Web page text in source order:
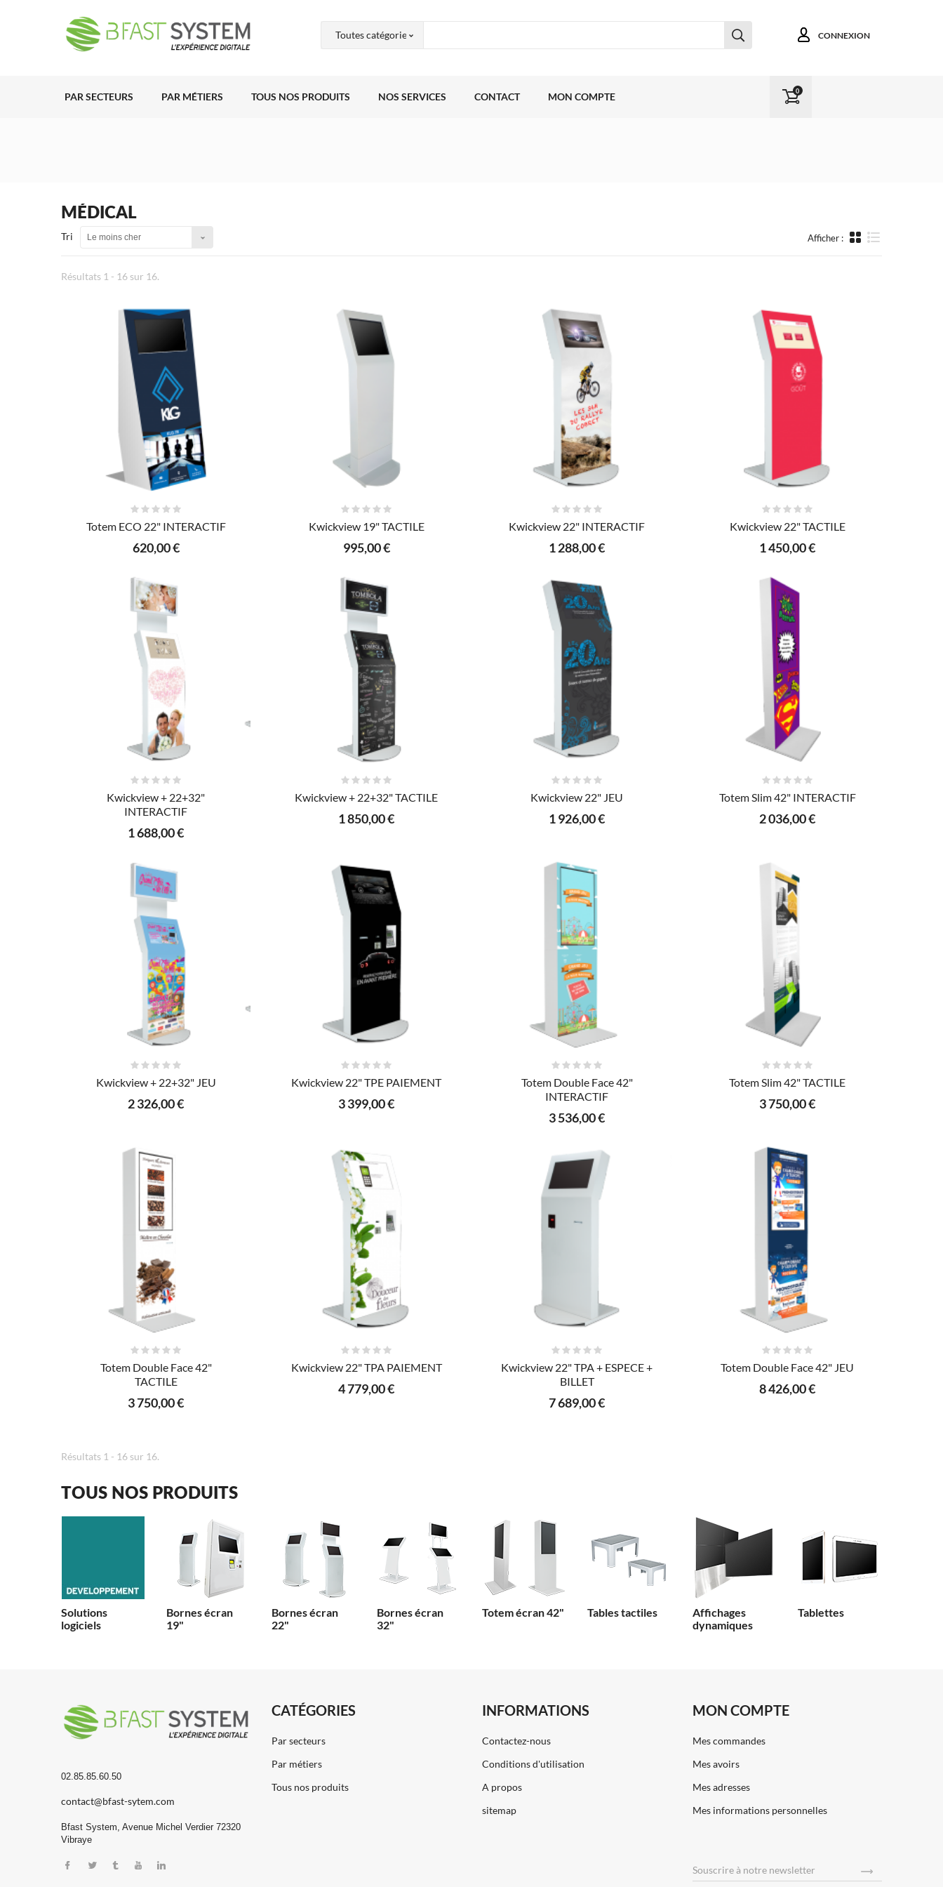
CONNEXION
PAR SECTEURS PAR MÉTIERS TOUS NOS PRODUITS NOS SERVICES CONTACT MON COMPTE 0
MÉDICAL
Afficher :
Tri Le moins cher
Résultats 1 - 16 sur 16.
AJOUTER AU PANIER
Totem ECO 22" INTERACTIF
620,00 €
AJOUTER AU PANIER
Kwickview 19" TACTILE
995,00 €
AJOUTER AU PANIER
Kwickview 22" INTERACTIF
1 288,00 €
AJOUTER AU PANIER
Kwickview 22" TACTILE
1 450,00 €
AJOUTER AU PANIER
Kwickview + 22+32"
INTERACTIF
1 688,00 €
AJOUTER AU PANIER
Kwickview + 22+32" TACTILE
1 850,00 €
AJOUTER AU PANIER
Kwickview 22" JEU
1 926,00 €
AJOUTER AU PANIER
Totem Slim 42" INTERACTIF
2 036,00 €
AJOUTER AU PANIER
Kwickview + 22+32" JEU
2 326,00 €
AJOUTER AU PANIER
Kwickview 22" TPE PAIEMENT
3 399,00 €
AJOUTER AU PANIER
Totem Double Face 42"
INTERACTIF
3 536,00 €
AJOUTER AU PANIER
Totem Slim 42" TACTILE
3 750,00 €
AJOUTER AU PANIER
Totem Double Face 42"
TACTILE
3 750,00 €
AJOUTER AU PANIER
Kwickview 22" TPA PAIEMENT
4 779,00 €
AJOUTER AU PANIER
Kwickview 22" TPA + ESPECE +
BILLET
7 689,00 €
AJOUTER AU PANIER
Totem Double Face 42" JEU
8 426,00 €
Résultats 1 - 16 sur 16.
TOUS NOS PRODUITS
Solutions
logiciels
Bornes écran
19"
Bornes écran
22"
Bornes écran
32"
Totem écran 42" Tables tactiles
Affichages
dynamiques
Tablettes
02.85.85.60.50
contact@bfast-sytem.com
Bfast System, Avenue Michel Verdier 72320
Vibraye
CATÉGORIES
Par secteurs
Par métiers
Tous nos produits
INFORMATIONS
Contactez-nous
Conditions d'utilisation
A propos
sitemap
MON COMPTE
Mes commandes
Mes avoirs
Mes adresses
Mes informations personnelles
Souscrireà notre newsletter